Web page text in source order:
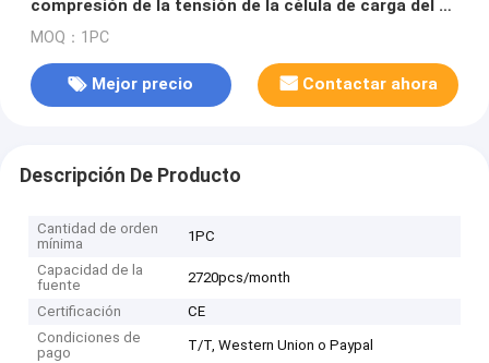
compresión de la tensión de la célula de carga del S-
haz 2lb 5lb 10lb 20lb
MOQ：1PC
Mejor precio Contactar ahora
Descripción De Producto
Cantidad de orden
mínima
1PC
Capacidad de la
fuente
2720pcs/month
Certificación
CE
Condiciones de
pago
T/T, Western Union o Paypal